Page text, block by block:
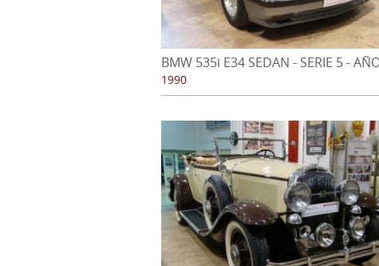
BMW 535i E34 SEDAN - SERIE 5 -
1990
1990